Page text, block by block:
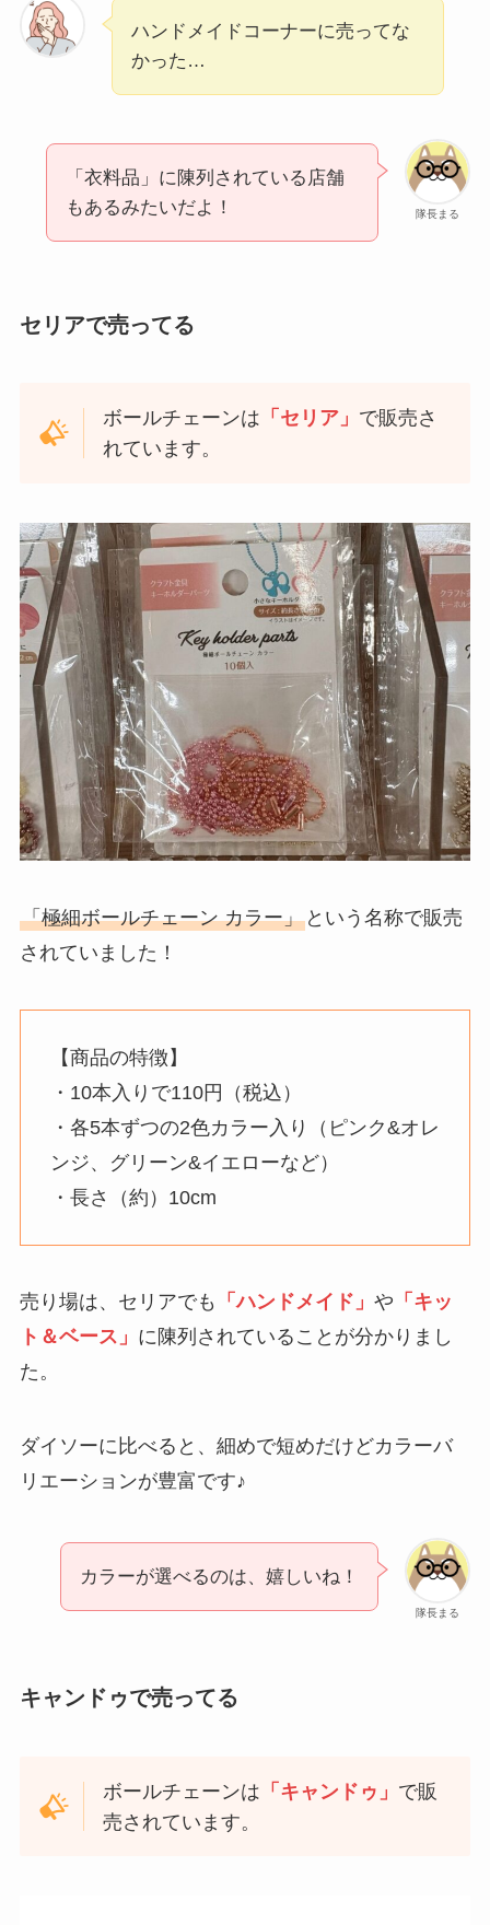
ハンドメイドコーナーに売ってな
かった…
隊長まる
「衣料品」に陳列されている店舗
もあるみたいだよ！
セリアで売ってる
ボールチェーンは 「セリア」 で販売さ
れています。
「極細ボールチェーン カラー」という名称で販売
されていました！
【商品の特徴】
・10本入りで110円（税込）
・各5本ずつの2色カラー入り（ピンク&オレ
ンジ、グリーン&イエローなど）
・長さ（約）10cm
売り場は、セリアでも 「ハンドメイド」 や 「キッ
ト＆ベース」 に陳列されていることが分かりまし
た。
ダイソーに比べると、細めで短めだけどカラーバ
リエーションが豊富です♪
隊長まる
カラーが選べるのは、嬉しいね！
キャンドゥで売ってる
ボールチェーンは 「キャンドゥ」 で販
売されています。